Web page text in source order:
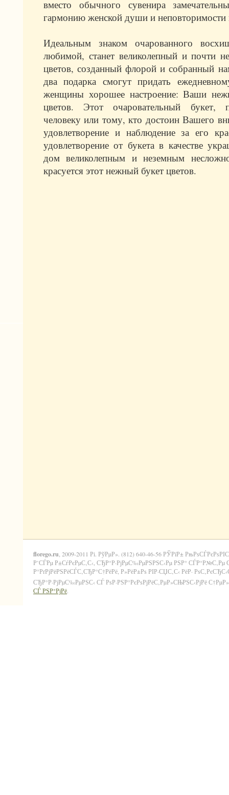
вместо обычного сувенира
гармонию женской души и
Идеальным знаком очарованного
любимой, станет великолепный и почти
цветов, созданный флорой и собранный
два подарка смогут придать
женщины хорошее настроение: Ваши
цветов. Этот очаровательный букет,
человеку или тому, кто достоин Вашего
удовлетворение и наблюдение за его
удовлетворение от букета в качестве
дом великолепным и неземным
красуется этот нежный букет цветов.
florego.ru , 2009-2011 Рі. РўРµР». (812) 640-46-56 РЎРїР±
Р’СЃРµ Р±СѓРєРµС‚С‹, СЂР°Р·РјРµС‰РµРЅРЅС‹Рµ РЅР°
Р°РґРјРёРЅРёСЃС‚СЂР°С†РёРё, Р»РёР±Рѕ РІР·СЏС‚С‹ РёР·
СЂР°Р·РјРµС‰РµРЅС‹ СЃ РѕР·РЅР°РєРѕРјРёС‚РµР»СЊРЅС‹РјРё
СЃ РЅР°РјРё